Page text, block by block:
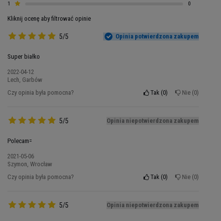
białkowa BioTech to błyskawicznie przyswajalny
matrix białek serwatkowecyh o
zawartości protein na poziomie 78%, w postaci
serwatkowego (WPC). Dodatkowe aminokwasy
zawarte w suplemencie wspomagają szybką
regenerację i
dyskomfort mięśni.
1
0
Kliknij ocenę aby filtrować opinie
5/5 Opinia potwierdzona zakupem
Super białko
2022-04-12
Lech, Garbów
Czy opinia była pomocna?
Tak 0 Nie 0
5/5 Opinia niepotwierdzona zakupem
Polecam=
2021-05-06
Szymon, Wrocław
Czy opinia była pomocna?
Tak 0 Nie 0
5/5 Opinia niepotwierdzona zakupem